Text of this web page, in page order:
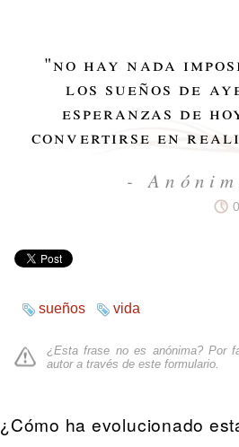
"no hay nada
los sueños de
esperanzas de
convertirse en
-
sueños vida
¿Esta frase no es anónima? Por
autor a través de este formulario
¿Cómo ha evolucionado